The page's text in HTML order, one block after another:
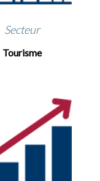
Secteur
Tourisme